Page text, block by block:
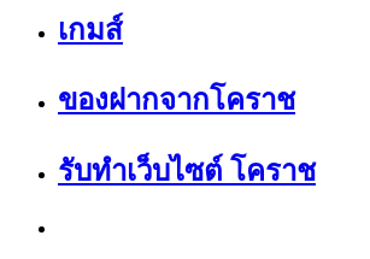
เกมส์
ของฝากจากโคราช
รับทำเว็บไซต์ โคราช